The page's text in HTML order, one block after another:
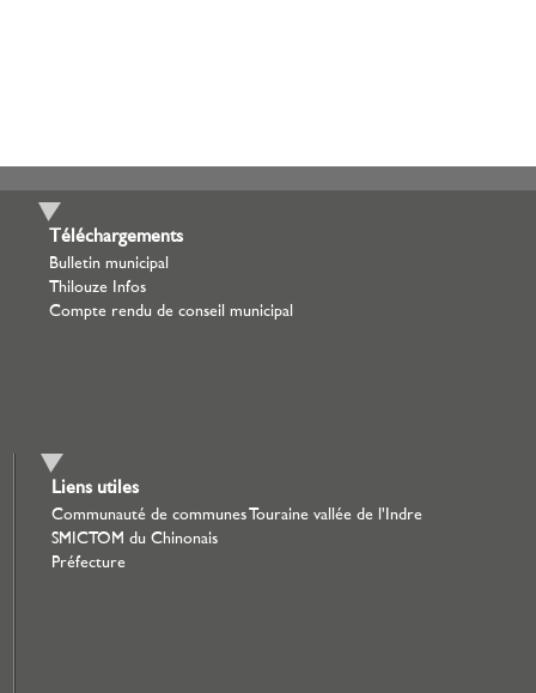
Téléchargements
Bulletin municipal
Thilouze Infos
Compte rendu de conseil municipal
Liens utiles
Communauté de communes Touraine vallée de l'Indre
SMICTOM du Chinonais
Préfecture